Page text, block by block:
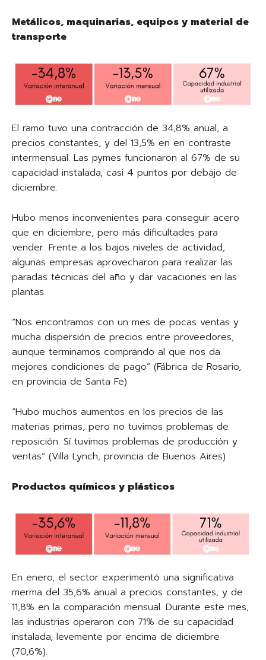
Metálicos, maquinarias, equipos y material de
transporte
El ramo tuvo una contracción de 34,8% anual, a
precios constantes, y del 13,5% en en contraste
intermensual. Las pymes funcionaron al 67% de su
capacidad instalada, casi 4 puntos por debajo de
diciembre.
Hubo menos inconvenientes para conseguir acero
que en diciembre, pero más dificultades para
vender. Frente a los bajos niveles de actividad,
algunas empresas aprovecharon para realizar las
paradas técnicas del año y dar vacaciones en las
plantas.
“Nos encontramos con un mes de pocas ventas y
mucha dispersión de precios entre proveedores,
aunque terminamos comprando al que nos da
mejores condiciones de pago” (Fábrica de Rosario,
en provincia de Santa Fe)
“Hubo muchos aumentos en los precios de las
materias primas, pero no tuvimos problemas de
reposición. Sí tuvimos problemas de producción y
ventas” (Villa Lynch, provincia de Buenos Aires)
Productos químicos y plásticos
En enero, el sector experimentó una significativa
merma del 35,6% anual a precios constantes, y de
11,8% en la comparación mensual. Durante este mes,
las industrias operaron con 71% de su capacidad
instalada, levemente por encima de diciembre
(70,6%).